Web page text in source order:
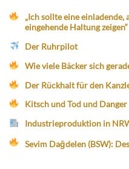
„Ich sollte eine
eingehende Haltung zeigen“
Der Ruhrpilot
Wie viele Bäcker sich
Der Rückhalt für den
Kitsch und Tod und
Industrieproduktion in
Sevim Dağdelen (BSW):